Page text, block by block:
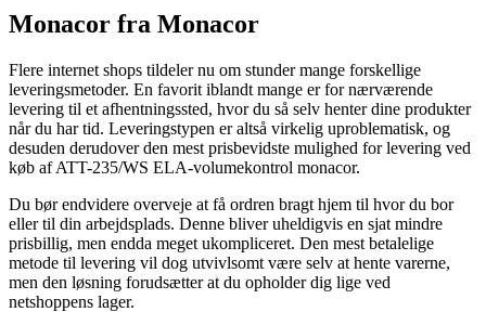
Monacor fra Monacor
Flere internet shops tildeler nu om stunder mange forskellige
leveringsmetoder. En favorit iblandt mange er for nærværende
levering til et afhentningssted, hvor du så selv henter dine produkter
når du har tid. Leveringstypen er altså virkelig uproblematisk, og
desuden derudover den mest prisbevidste mulighed for levering ved
køb af ATT-235/WS ELA-volumekontrol monacor.
Du bør endvidere overveje at få ordren bragt hjem til hvor du bor
eller til din arbejdsplads. Denne bliver uheldigvis en sjat mindre
prisbillig, men endda meget ukompliceret. Den mest betalelige
metode til levering vil dog utvivlsomt være selv at hente varerne,
men den løsning forudsætter at du opholder dig lige ved
netshoppens lager.